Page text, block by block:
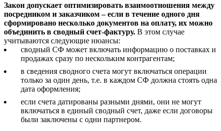
Закон допускает оптимизировать взаимоотношения между
посредником и заказчиком – если в течение одного дня
сформировано несколько документов на оплату, их можно
объединить в сводный счет-фактуру. В этом случае
учитываются следующие нюансы:
сводный СФ может включать информацию о поставках и
продажах сразу по нескольким контрагентам;
в сведения сводного счета могут включаться операции
только за один день, т.е. в каждом СФ должна стоять одна
дата оформления;
если счета датированы разными днями, они не могут
включаться в единый сводный счет, даже если договоры
были заключены с одни партнером.